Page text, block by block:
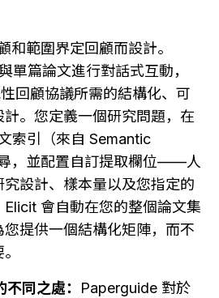
和範圍界定回顧而設計。
單篇論文進行對話式互動，
回顧協議所需的結構化、可
。您定義一個研究問題，在
索引（來自 Semantic
，並配置自訂提取欄位——人
設計、樣本量以及您指定的
會自動在您的整個論文集
提供一個結構化矩陣，而不
同之處： Paperguide 對於